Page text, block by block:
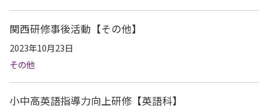
関西研修事後活動【その他】
2023年10月23日
その他
小中高英語指導力向上研修【英語科】